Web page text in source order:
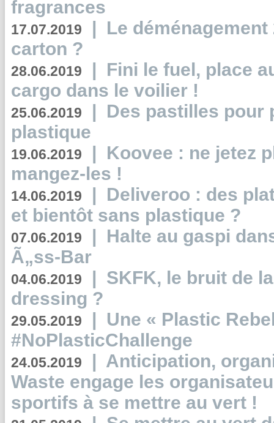
fragrances
17.07.2019 | Le
carton ?
28.06.2019 | Fini le fuel, place
cargo dans le voilier !
25.06.2019 | Des pastilles pour
plastique
19.06.2019 | Koovee : ne jetez
mangez-les !
14.06.2019 | Deliveroo : des
et bientôt sans plastique ?
07.06.2019 | Halte au gaspi
Ã„ss-Bar
04.06.2019 | SKFK, le bruit de
dressing ?
29.05.2019 | Une « Plastic
#NoPlasticChallenge
24.05.2019 | Anticipation,
Waste engage les
sportifs à se mettre au vert !